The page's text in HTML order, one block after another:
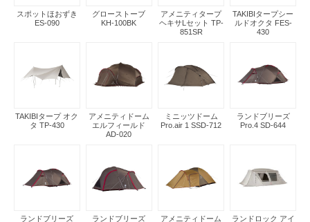
スポットほおずき
ES-090
グローストーブ
KH-100BK
アメニティタープ
ヘキサLセット TP-
851SR
TAKIBIタープシー
ルドオクタ FES-
430
TAKIBIタープ オク
タ TP-430
アメニティドーム
エルフィールド
AD-020
ミニッツドーム
Pro.air 1 SSD-712
ランドブリーズ
Pro.4 SD-644
ランドブリーズ
ランドブリーズ
アメニティドーム
ランドロック アイ